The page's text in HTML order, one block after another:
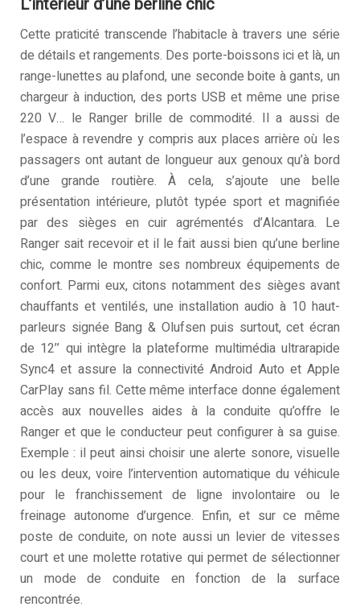
Cette praticité transcende l’habitacle à travers une série
de détails et rangements. Des porte-boissons ici et là, un
range-lunettes au plafond, une seconde boite à gants, un
chargeur à induction, des ports USB et même une prise
220 V… le Ranger brille de commodité. Il a aussi de
l’espace à revendre y compris aux places arrière où les
passagers ont autant de longueur aux genoux qu’à bord
d’une grande routière. À cela, s’ajoute une belle
présentation intérieure, plutôt typée sport et magnifiée
par des sièges en cuir agrémentés d’Alcantara. Le
Ranger sait recevoir et il le fait aussi bien qu’une berline
chic, comme le montre ses nombreux équipements de
confort. Parmi eux, citons notamment des sièges avant
chauffants et ventilés, une installation audio à 10 haut-
parleurs signée Bang & Olufsen puis surtout, cet écran
de 12’’ qui intègre la plateforme multimédia ultrarapide
Sync4 et assure la connectivité Android Auto et Apple
CarPlay sans fil. Cette même interface donne également
accès aux nouvelles aides à la conduite qu’offre le
Ranger et que le conducteur peut configurer à sa guise.
Exemple : il peut ainsi choisir une alerte sonore, visuelle
ou les deux, voire l’intervention automatique du véhicule
pour le franchissement de ligne involontaire ou le
freinage autonome d’urgence. Enfin, et sur ce même
poste de conduite, on note aussi un levier de vitesses
court et une molette rotative qui permet de sélectionner
un mode de conduite en fonction de la surface
rencontrée.